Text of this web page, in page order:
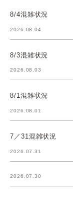
8/4混雑状況
2026.08.04
8/3混雑状況
2026.08.03
8/1混雑状況
2026.08.01
7／31混雑状況
2026.07.31
2026.07.30